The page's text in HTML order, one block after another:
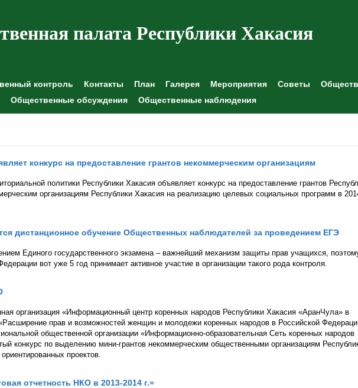
палата Республики Хакасия
контроль Контакты План Галерея Мероприятия Советы
Общественные обсуждения Общественные наблюдения
конкурс на предоставление грантов некоммерческим организациям
политики Республики Хакасия объявляет конкурс на предоставление грантов
организациям Республики Хакасия на реализацию целевых социальных программ в
дистанционное обучение Общественных наблюдателей за проведением ЕГЭ
Единого государственного экзамена – важнейший механизм защиты прав учащихся,
вот уже 5 год принимает активное участие в организации такого рода контроля.
организация «Информационный центр коренных народов Республики Хакасия «АранЧула» в
прав и возможностей женщин и молодежи коренных народов в Российской
общественной организации «Информационно-образовательная Сеть коренных народов
конкурс по выделению мини-грантов некоммерческим общественными организациям
проектов.
отчетность НКО в 2013-2014 г.»